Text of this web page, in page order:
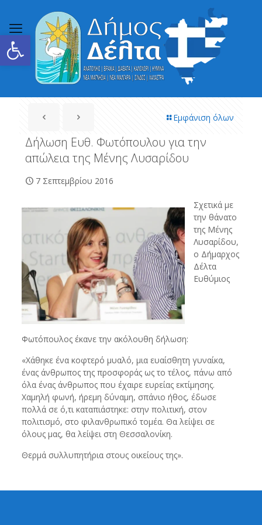
Ανοίξτε τη γραμμή εργαλείων
Εμφάνιση όλων
Δήλωση Ευθ. Φωτόπουλου για την
απώλεια της Μένης Λυσαρίδου
7 Σεπτεμβρίου 2016
Σχετικά με
την θάνατο
της Μένης
Λυσαρίδου,
ο Δήμαρχος
Δέλτα
Ευθύμιος
Φωτόπουλος έκανε την ακόλουθη δήλωση:
«Χάθηκε ένα κοφτερό μυαλό, μια ευαίσθητη γυναίκα,
ένας άνθρωπος της προσφοράς ως το τέλος, πάνω από
όλα ένας άνθρωπος που έχαιρε ευρείας εκτίμησης.
Χαμηλή φωνή, ήρεμη δύναμη, σπάνιο ήθος, έδωσε
πολλά σε ό,τι καταπιάστηκε: στην πολιτική, στον
πολιτισμό, στο φιλανθρωπικό τομέα. Θα λείψει σε
όλους μας, θα λείψει στη Θεσσαλονίκη.
Θερμά συλλυπητήρια στους οικείους της».